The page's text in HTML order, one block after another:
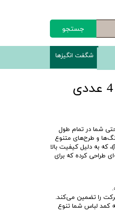
جستجو
شگفت انگیزها
شما در تمام طول
و طرح‌های متنوع
، که به دلیل کیفیت بالا
طراحی کرده که برای
را تضمین می‌کند.
کمد لباس شما تنوع